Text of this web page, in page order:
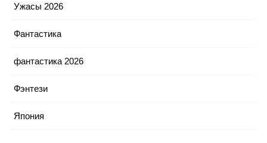
Ужасы 2026
Фантастика
фантастика 2026
Фэнтези
Япония